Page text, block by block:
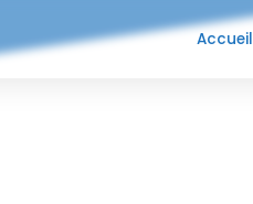
Accueil